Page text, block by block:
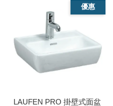
優惠
LAUFEN PRO 掛壁式面盆